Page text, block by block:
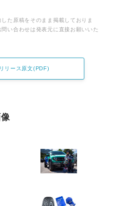
た原稿をそのまま掲載しておりま
い合わせは発表元に直接お願いいた
リース原文(PDF)